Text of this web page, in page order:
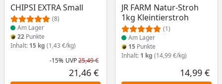
CHIPSI EXTRA Small
(8)
Produkt am Lager
Am Lager
22 Punkte
Inhalt: 15 kg (1,43 €/kg)
Rabatt in Prozent
-15%
Ursprünglicher Preis
UVP25,49 €
Aktueller Preis
21,46 €
JR FARM Natur-Stroh
1kg Kleintierstroh
(1)
Produkt am Lager
Am Lager
15 Punkte
Inhalt: 1 kg (14,99 €/kg)
14,99 €